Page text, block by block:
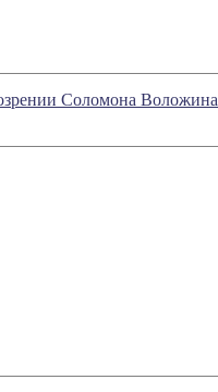
Соломона Воложина